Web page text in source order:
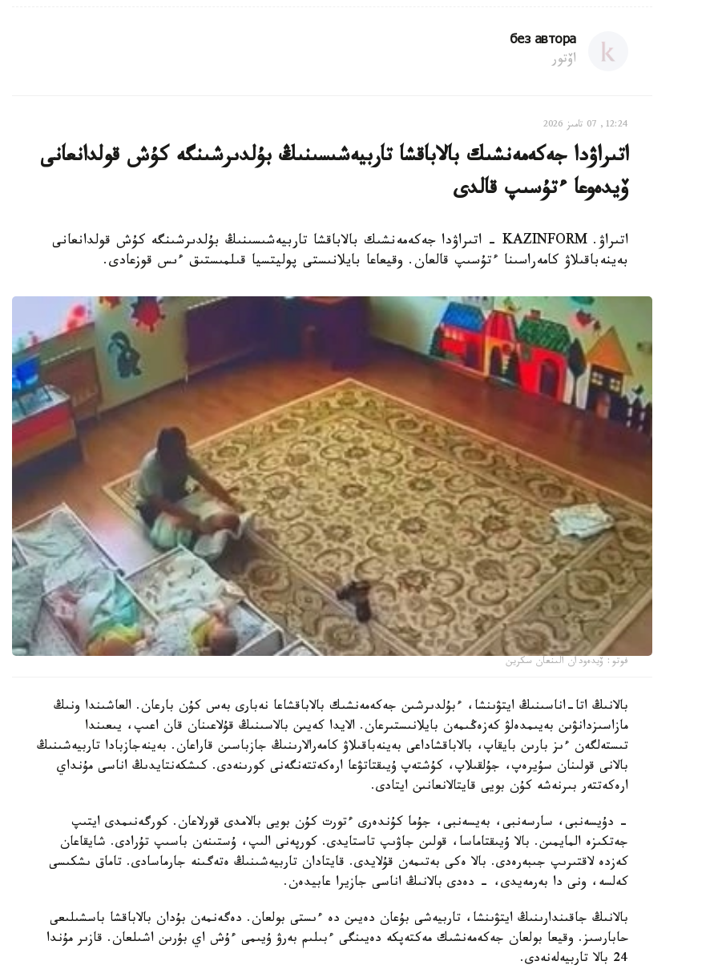
без автора
اۆتور
12:24, 07 تامىز 2026
اتىراۋدا جەكەمەنشىك بالاباقشا تاربيەشىسىنىڭ بۇلدىرشىنگە كۇش قولدانعانى
ۆيدەوعا ءتۇسىپ قالدى
اتىراۋ. KAZINFORM - اتىراۋدا جەكەمەنشىك بالاباقشا تاربيەشىسىنىڭ بۇلدىرشىنگە كۇش قولدانعانى
بەينەباقىلاۋ كامەراسىنا ءتۇسىپ قالعان. وقيعاعا بايلانىستى پوليتسيا قىلمىستىق ءىس قوزعادى.
فوتو: ۆيدەودان الىنعان سكرين
بالانىڭ اتا-اناسىنىڭ ايتۋىنشا، ءبۇلدىرشىن جەكەمەنشىك بالاباقشاعا نەبارى بەس كۇن بارعان. العاشىندا ونىڭ
مازاسىزدانۋىن بەيىمدەلۋ كەزەڭىمەن بايلانىستىرعان. الايدا كەيىن بالاسىنىڭ قۇلاعىنان قان اعىپ، يىعىندا
تىستەلگەن ءىز بارىن بايقاپ، بالاباقشاداعى بەينەباقىلاۋ كامەرالارىنىڭ جازباسىن قاراعان. بەينەجازبادا تاربيەشىنىڭ
بالانى قولىنان سۇيرەپ، جۇلقىلاپ، كۇشتەپ ۇيىقتاتۋعا ارەكەتتەنگەنى كورىنەدى. كىشكەنتايدىڭ اناسى مۇنداي
ارەكەتتەر بىرنەشە كۇن بويى قايتالانعانىن ايتادى.
- دۇيسەنبى، سارسەنبى، بەيسەنبى، جۇما كۇندەرى ءتورت كۇن بويى بالامدى قورلاعان. كورگەنىمدى ايتىپ
جەتكىزە المايمىن. بالا ۇيىقتاماسا، قولىن جاۋىپ تاستايدى. كورپەنى الىپ، ۇستىنەن باسىپ تۇرادى. شايقاعان
كەزدە لاقتىرىپ جىبەرەدى. بالا ەكى بەتىمەن قۇلايدى. قايتادان تاربيەشىنىڭ ەتەگىنە جارماسادى. تاماق ىشكىسى
كەلسە، ونى دا بەرمەيدى، - دەدى بالانىڭ اناسى جازيرا عابيدەن.
بالانىڭ جاقىندارىنىڭ ايتۋىنشا، تاربيەشى بۇعان دەيىن دە ءىستى بولعان. دەگەنمەن بۇدان بالاباقشا باسشىلىعى
حابارسىز. وقيعا بولعان جەكەمەنشىك مەكتەپكە دەيىنگى ءبىلىم بەرۋ ۇيىمى ءۇش اي بۇرىن اشىلعان. قازىر مۇندا
24 بالا تاربيەلەنەدى.